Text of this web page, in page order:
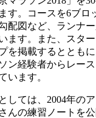
す。コースを6ブロ
配図など、ランナ
ます。また、スタ
を掲載するととも
ン経験者からレー
います。
しては、2004年の
んの練習ノートを